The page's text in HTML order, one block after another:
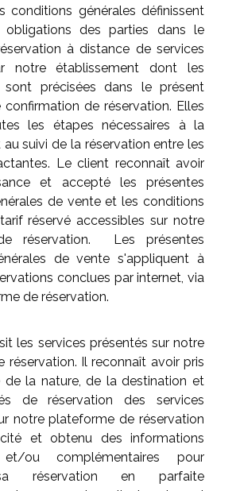
conditions générales définissent
des parties dans le
à distance de services
notre établissement dont les
sont précisées dans le présent
de réservation. Elles
les étapes nécessaires à la
suivi de la réservation entre les
Le client reconnaît avoir
et accepté les présentes
de vente et les conditions
réservé accessibles sur notre
réservation. Les présentes
de vente s'appliquent à
conclues par internet, via
de réservation.
les services présentés sur notre
réservation. Il reconnaît avoir pris
de la nature, de la destination et
de réservation des services
notre plateforme de réservation
et obtenu des informations
et/ou complémentaires pour
réservation en parfaite